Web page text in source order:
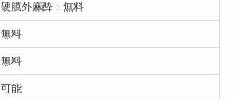
硬膜外麻酔：無料
無料
無料
可能